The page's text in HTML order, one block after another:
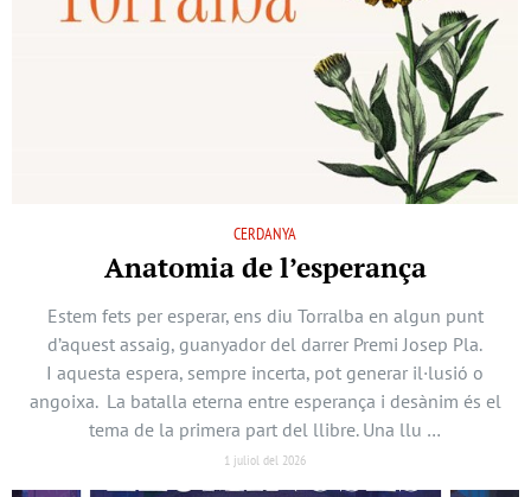
CERDANYA
Anatomia de l’esperança
Estem fets per esperar, ens diu Torralba en algun punt
d’aquest assaig, guanyador del darrer Premi Josep Pla.
I aquesta espera, sempre incerta, pot generar il·lusió o
angoixa. La batalla eterna entre esperança i desànim és el
tema de la primera part del llibre. Una llu …
1 juliol del 2026